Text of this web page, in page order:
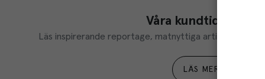
Våra kundtidningar
Läs inspirerande reportage, matnyttiga artiklar och ta
LÄS MER